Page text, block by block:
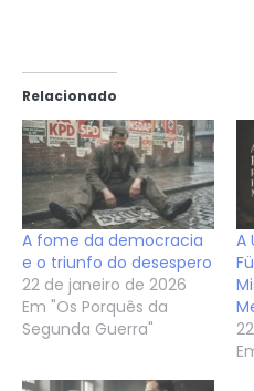
Relacionado
A fome da democracia
e o triunfo do desespero
22 de janeiro de 2026
Em "Os Porquês da
Segunda Guerra"
A